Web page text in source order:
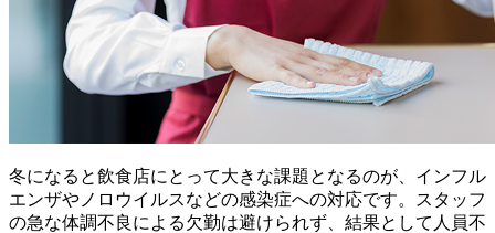
冬になると飲食店にとって大きな課題となるのが、インフル
エンザやノロウイルスなどの感染症への対応です。スタッフ
の急な体調不良による欠勤は避けられず、結果として人員不